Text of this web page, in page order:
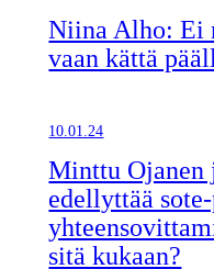
Niina Alho: Ei
vaan kättä
10.01.24
Minttu
edellyttää
sitä kukaan?